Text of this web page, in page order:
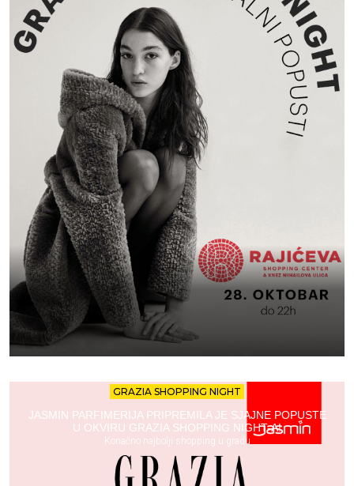
GRAZIA SHOPPING NIGHT
JASMIN PARFIMERIJA PRIPREMILA JE SJAJNE POPUSTE
U OKVIRU GRAZIA SHOPPING NIGHT-A!
Konačno najbolji shopping u gradu